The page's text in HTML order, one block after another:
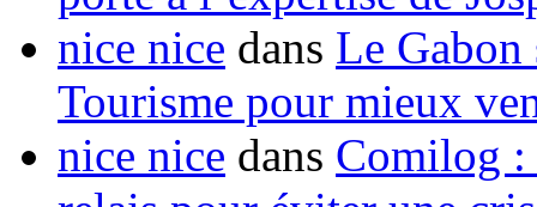
nice nice dans Le Gabon
Tourisme pour mieux
nice nice dans Comilog :